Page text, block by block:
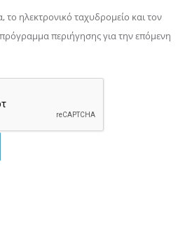
ηλεκτρονικό ταχυδρομείο και τον
περιήγησης για την επόμενη